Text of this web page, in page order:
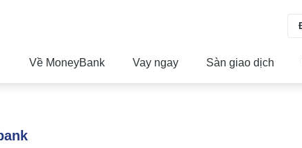
Về MoneyBank Vay ngay Sàn giao dịch